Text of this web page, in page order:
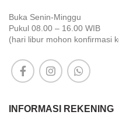
Buka Senin-Minggu
Pukul 08.00 – 16.00 WIB
(hari libur mohon konfirmasi
INFORMASI REKENING